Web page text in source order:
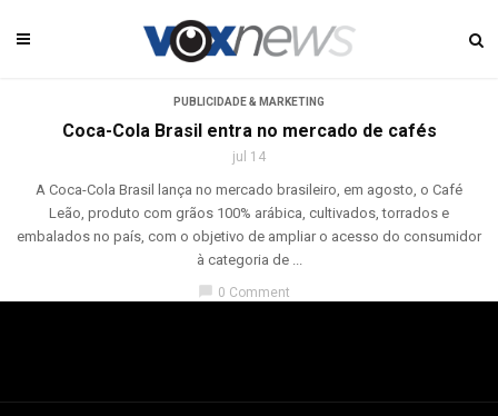
PUBLICIDADE & MARKETING
Coca-Cola Brasil entra no mercado de cafés
jul 14
A Coca-Cola Brasil lança no mercado brasileiro, em agosto, o Café
Leão, produto com grãos 100% arábica, cultivados, torrados e
embalados no país, com o objetivo de ampliar o acesso do consumidor
à categoria de ...
chat_bubble 0 Comment